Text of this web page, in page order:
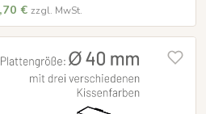
Produktion
€ zzgl. MwSt.